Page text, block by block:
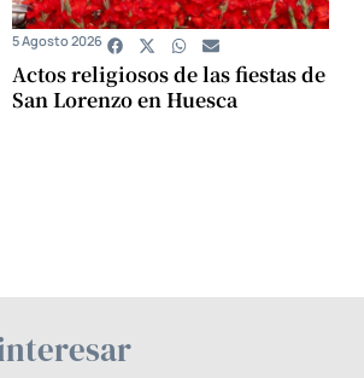
Actos religiosos de las fiestas de
San Lorenzo en Huesca
5 Agosto 2026